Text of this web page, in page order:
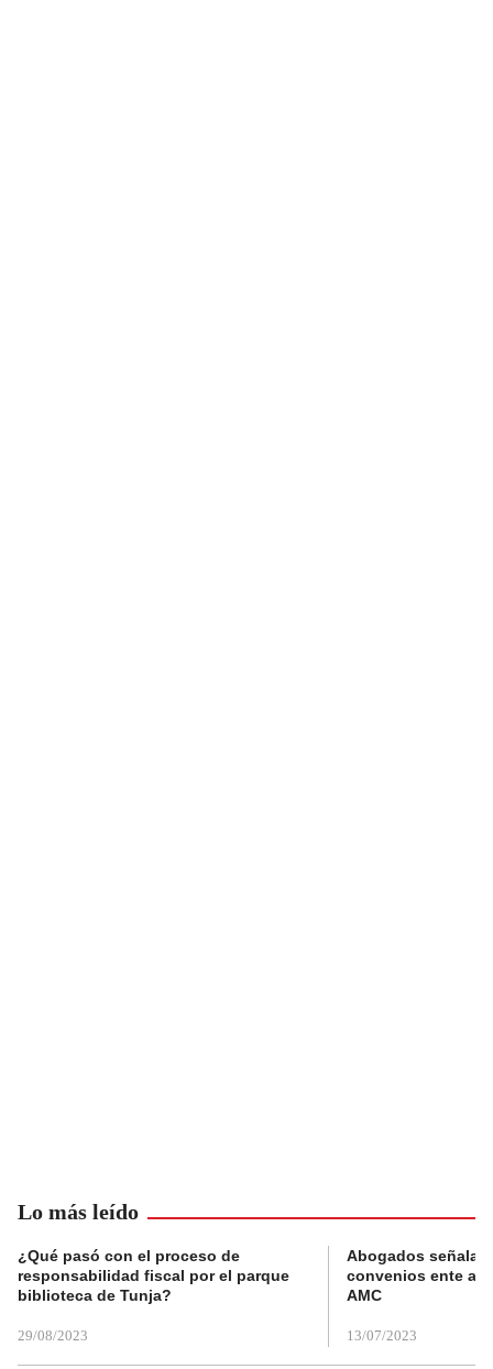
Lo más leído
¿Qué pasó con el proceso de
responsabilidad fiscal por el parque
biblioteca de Tunja?
29/08/2023
Abogados
convenios ente
AMC
13/07/2023